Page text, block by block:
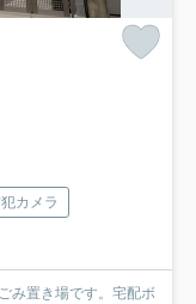
犯カメラ
み置き場です。宅配ボ